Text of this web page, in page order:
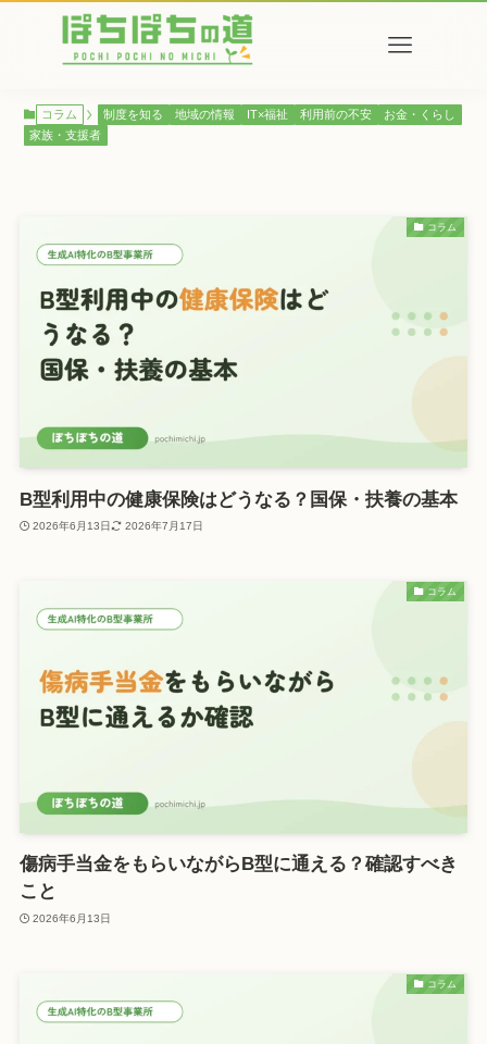
コラム 制度を知る 地域の情報 IT×福祉 利用前の不安
お金・くらし
家族・支援者
コラム
B型利用中の健康保険はどうなる？国保・扶養の基本
2026年6月13日 2026年7月17日
コラム
傷病手当金をもらいながらB型に通える？確認すべき
こと
2026年6月13日
コラム